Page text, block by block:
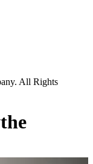
All Rights